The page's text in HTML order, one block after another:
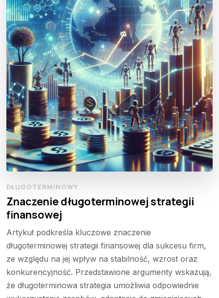
DŁUGOTERMINOWY
Znaczenie długoterminowej strategii
finansowej
Artykuł podkreśla kluczowe znaczenie
długoterminowej strategii finansowej dla sukcesu firm,
ze względu na jej wpływ na stabilność, wzrost oraz
konkurencyjność. Przedstawione argumenty wskazują,
że długoterminowa strategia umożliwia odpowiednie